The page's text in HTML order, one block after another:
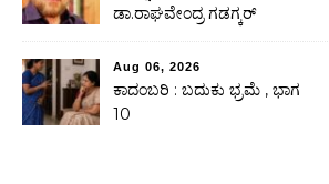
ಡಾ.ರಾಘವೇಂದ್ರ ಗಡಗ್ಕರ್
Aug 06, 2026
ಕಾದಂಬರಿ : ಬದುಕು ಭ್ರಮೆ , ಭಾಗ
10